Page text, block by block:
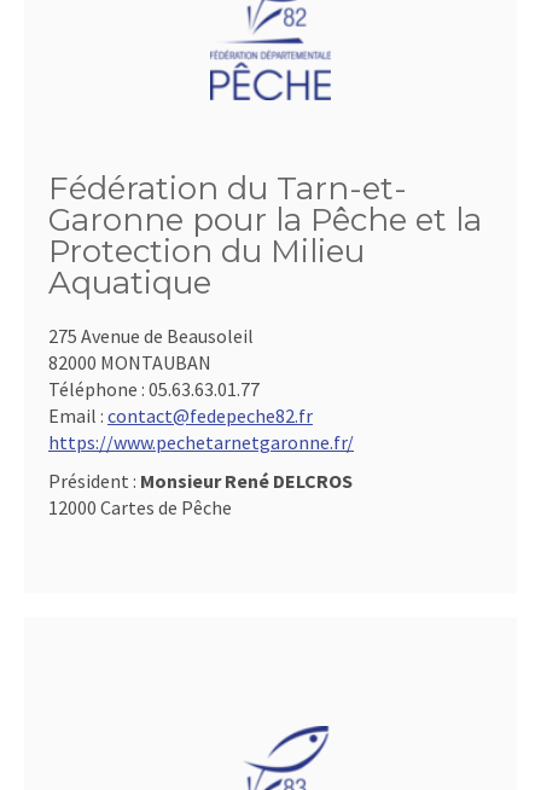
Fédération du Tarn-et-
Garonne pour la Pêche et la
Protection du Milieu
Aquatique
275 Avenue de Beausoleil
82000 MONTAUBAN
Téléphone : 05.63.63.01.77
Email : contact@fedepeche82.fr
https://www.pechetarnetgaronne.fr/
Président : Monsieur René DELCROS
12000 Cartes de Pêche